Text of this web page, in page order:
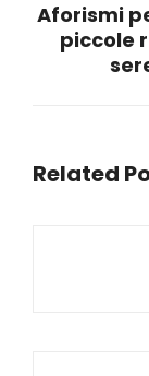
Aforismi
piccole
Related